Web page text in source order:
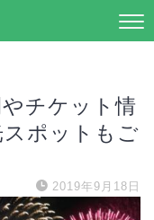
チケット情
ポットもご
2019年9月18日